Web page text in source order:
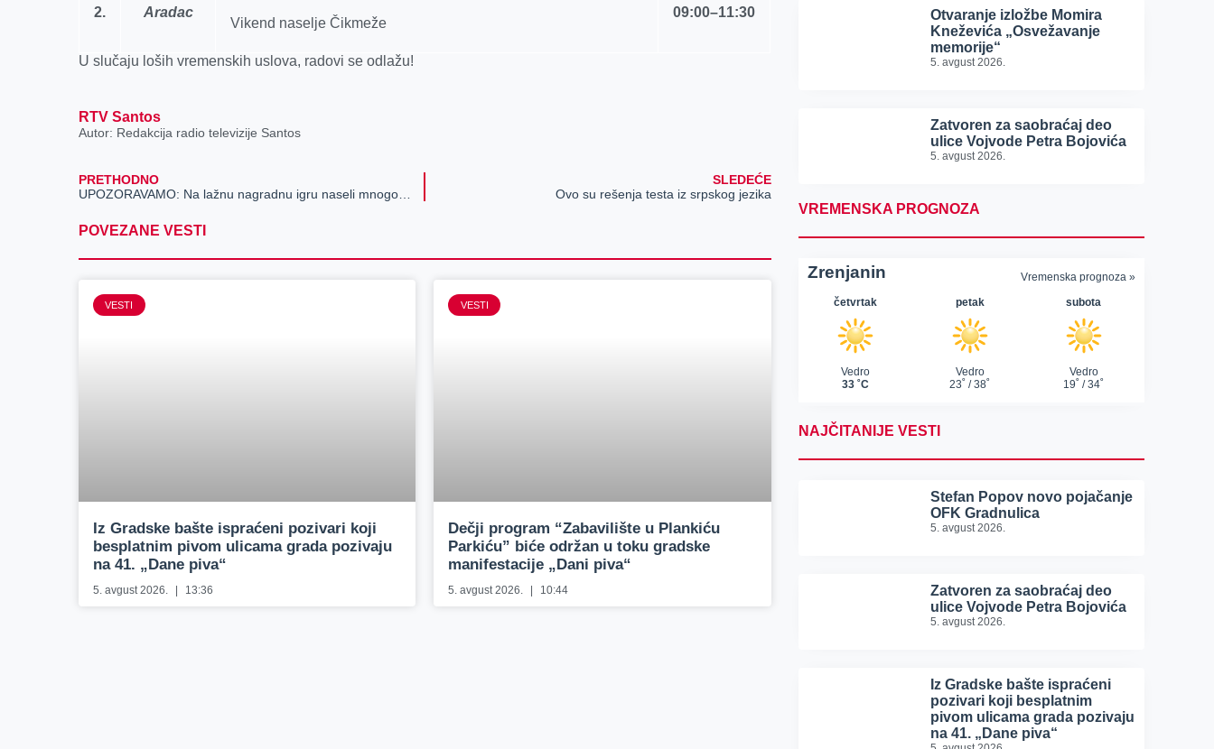
2. Aradac
Vikend naselje Čikmeže
09:00–11:30
U slučaju loših vremenskih uslova, radovi se odlažu!
RTV Santos
Autor: Redakcija radio televizije Santos
PRETHODNO
SLEDEĆE
Ovo su rešenja testa iz srpskog jezika
POVEZANE VESTI
VESTI
Iz Gradske bašte ispraćeni pozivari koji
besplatnim pivom ulicama grada pozivaju
na 41. „Dane piva“
5. avgust 2026. 13:36
VESTI
Dečji program “Zabavilište u Plankiću
Parkiću” biće održan u toku gradske
manifestacije „Dani piva“
5. avgust 2026. 10:44
Otvaranje izložbe Momira
Kneževića „Osvežavanje
memorije“
5. avgust 2026.
Zatvoren za saobraćaj deo
ulice Vojvode Petra Bojovića
5. avgust 2026.
VREMENSKA PROGNOZA
NAJČITANIJE VESTI
Stefan Popov novo pojačanje
OFK Gradnulica
5. avgust 2026.
Zatvoren za saobraćaj deo
ulice Vojvode Petra Bojovića
5. avgust 2026.
Iz Gradske bašte ispraćeni
pozivari koji besplatnim
pivom ulicama grada pozivaju
na 41. „Dane piva“